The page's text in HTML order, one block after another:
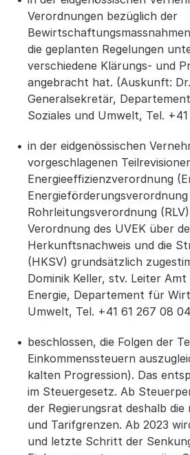
Verordnungen bezüglich der
die geplanten Regelungen
verschiedene Klärungs- und
angebracht hat. (Auskunft:
Generalsekretär,
Soziales und Umwelt, Tel.
in der eidgenössischen
vorgeschlagenen
Energieeffizienzverordnung
Rohrleitungsverordnung
Verordnung des UVEK über
Herkunftsnachweis und die
(HKSV) grundsätzlich
Dominik Keller, stv. Leiter
Energie, Departement für
Umwelt, Tel. +41 61 267 08
beschlossen, die Folgen der
Einkommenssteuern
kalten Progression). Das
im Steuergesetz. Ab
der Regierungsrat deshalb
und Tarifgrenzen. Ab 2023
und letzte Schritt der